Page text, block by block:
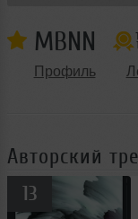
MBNN
Профиль
Авторский
13